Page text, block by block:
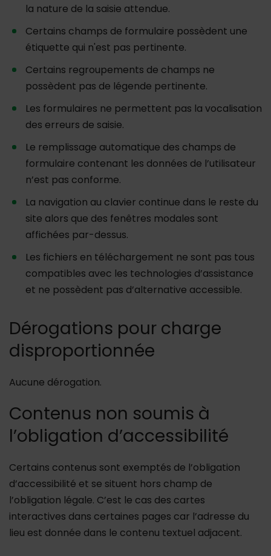
la nature de la saisie attendue.
Certains champs de formulaire possèdent une
étiquette qui n'est pas pertinente.
Certains regroupements de champs ne
possèdent pas de légende pertinente.
Les formulaires ne permettent pas la vocalisation
des erreurs de saisie.
Le remplissage automatique des champs de
formulaire contenant les données de l’utilisateur
n’est pas conforme.
La navigation au clavier continue dans le reste du
site alors que des fenêtres modales sont
affichées par-dessus.
Les fichiers en téléchargement ne sont pas tous
compatibles avec les technologies d’assistance
et ne possèdent pas d’alternative accessible.
Dérogations pour charge
disproportionnée
Aucune dérogation.
Contenus non soumis à
l’obligation d’accessibilité
Certains contenus sont exemptés de l’obligation
d’accessibilité et se situent hors champ de
l’obligation légale. C’est le cas des cartes
interactives dans certaines pages car l’adresse du
lieu est donnée dans le contenu textuel adjacent.